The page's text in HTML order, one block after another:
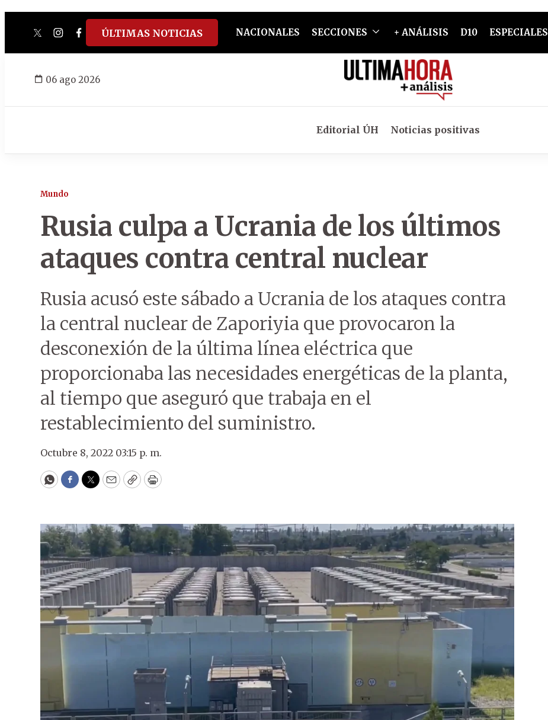
twitterinstagram
facebook
tiktokyoutube
spotify
ÚLTIMAS NOTICIAS NACIONALES SECCIONES + ANÁLISIS D10 ESPECIALES
06 ago 2026
Editorial ÚH Noticias positivas
Mundo
Rusia culpa a Ucrania de los últimos
ataques contra central nuclear
Rusia acusó este sábado a Ucrania de los ataques contra
la central nuclear de Zaporiyia que provocaron la
desconexión de la última línea eléctrica que
proporcionaba las necesidades energéticas de la planta,
al tiempo que aseguró que trabaja en el
restablecimiento del suministro.
Octubre 8, 2022 03:15 p. m.
WhatsApp
Facebook
Twitter
EmailCopyPrint